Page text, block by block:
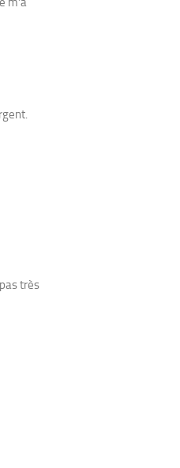
très